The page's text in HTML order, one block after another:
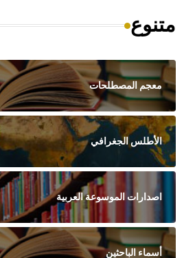
متنوع
معجم المصطلحات
الأطلس الجغرافي
اصدارات الموسوعة العربية
أسماء الباحثين